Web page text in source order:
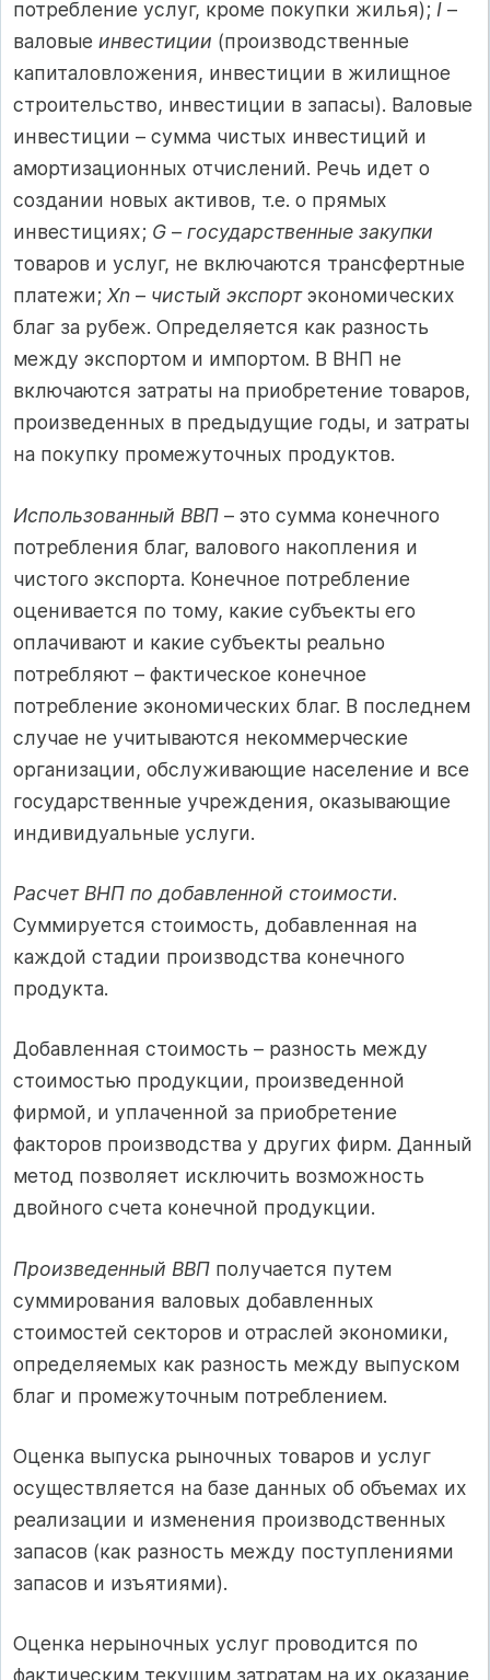
потребление услуг, кроме покупки жилья); I –
валовые инвестиции (производственные
капиталовложения, инвестиции в жилищное
строительство, инвестиции в запасы). Валовые
инвестиции – сумма чистых инвестиций и
амортизационных отчислений. Речь идет о
создании новых активов, т.е. о прямых
инвестициях; G – государственные закупки
товаров и услуг, не включаются трансфертные
платежи; Xn – чистый экспортэкономических
благ за рубеж. Определяется как разность
между экспортом и импортом. В ВНП не
включаются затраты на приобретение товаров,
произведенных в предыдущие годы, и затраты
на покупку промежуточных продуктов.
Использованный ВВП – это сумма конечного
потребления благ, валового накопления и
чистого экспорта. Конечное потребление
оценивается по тому, какие субъекты его
оплачивают и какие субъекты реально
потребляют – фактическое конечное
потребление экономических благ. В последнем
случае не учитываются некоммерческие
организации, обслуживающие население и все
государственные учреждения, оказывающие
индивидуальные услуги.
Расчет ВНП по добавленной стоимости.
Суммируется стоимость, добавленная на
каждой стадии производства конечного
продукта.
Добавленная стоимость – разность между
стоимостью продукции, произведенной
фирмой, и уплаченной за приобретение
факторов производства у других фирм. Данный
метод позволяет исключить возможность
двойного счета конечной продукции.
Произведенный ВВП получается путем
суммирования валовых добавленных
стоимостей секторов и отраслей экономики,
определяемых как разность между выпуском
благ и промежуточным потреблением.
Оценка выпуска рыночных товаров и услуг
осуществляется на базе данных об объемах их
реализации и изменения производственных
запасов (как разность между поступлениями
запасов и изъятиями).
Оценка нерыночных услуг проводится по